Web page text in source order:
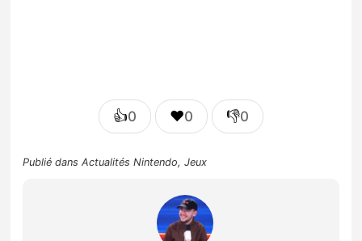
👍0 ❤️0 👎0
Publié dansActualités Nintendo,Jeux